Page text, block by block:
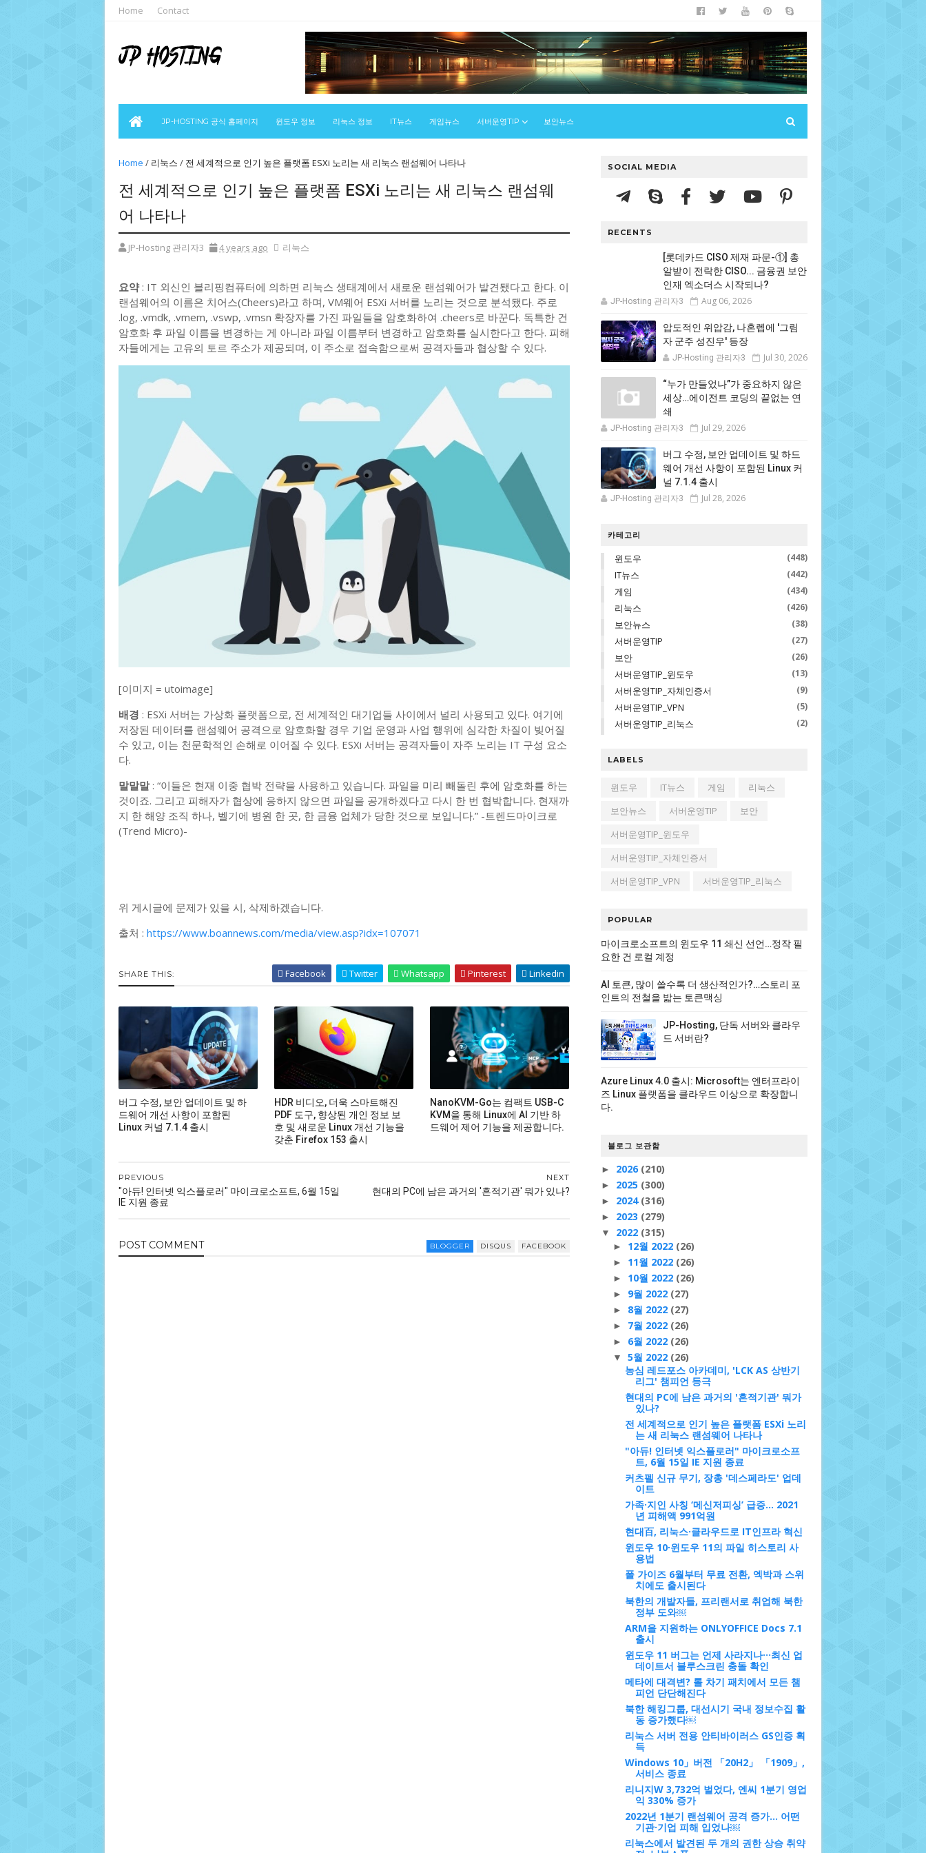
Home Contact
JP-HOSTING 공식 홈페이지 윈도우 정보 리눅스 정보 IT뉴스 게임뉴스 서버운영TIP 보안뉴스
Home / 리눅스 / 전 세계적으로 인기 높은 플랫폼 ESXi 노리는 새 리눅스 랜섬웨어 나타나
전 세계적으로 인기 높은 플랫폼 ESXi 노리는 새 리눅스 랜섬웨
어 나타나
JP-Hosting 관리자3 4 years ago 리눅스
요약: IT 외신인 블리핑컴퓨터에 의하면 리눅스 생태계에서 새로운 랜섬웨어가 발견됐다고 한다. 이
랜섬웨어의 이름은 치어스(Cheers)라고 하며, VM웨어 ESXi 서버를 노리는 것으로 분석됐다. 주로
.log, .vmdk, .vmem, .vswp, .vmsn 확장자를 가진 파일들을 암호화하여 .cheers로 바꾼다. 독특한 건
암호화 후 파일 이름을 변경하는 게 아니라 파일 이름부터 변경하고 암호화를 실시한다고 한다. 피해
자들에게는 고유의 토르 주소가 제공되며, 이 주소로 접속함으로써 공격자들과 협상할 수 있다.
[이미지 = utoimage]
배경 : ESXi 서버는 가상화 플랫폼으로, 전 세계적인 대기업들 사이에서 널리 사용되고 있다. 여기에
저장된 데이터를 랜섬웨어 공격으로 암호화할 경우 기업 운영과 사업 행위에 심각한 차질이 빚어질
수 있고, 이는 천문학적인 손해로 이어질 수 있다. ESXi 서버는 공격자들이 자주 노리는 IT 구성 요소
다.
말말말: “이들은 현재 이중 협박 전략을 사용하고 있습니다. 파일을 미리 빼돌린 후에 암호화를 하는
것이죠. 그리고 피해자가 협상에 응하지 않으면 파일을 공개하겠다고 다시 한 번 협박합니다. 현재까
지 한 해양 조직 하나, 벨기에 병원 한 곳, 한 금융 업체가 당한 것으로 보입니다.” -트렌드마이크로
(Trend Micro)-
위 게시글에 문제가 있을 시, 삭제하겠습니다.
출처 : https://www.boannews.com/media/view.asp?idx=107071
SHARE THIS: Facebook Twitter Whatsapp Pinterest Linkedin
버그 수정, 보안 업데이트 및 하
드웨어 개선 사항이 포함된
Linux 커널 7.1.4 출시
HDR 비디오, 더욱 스마트해진
PDF 도구, 향상된 개인 정보 보
호 및 새로운 Linux 개선 기능을
갖춘 Firefox 153 출시
NanoKVM-Go는 컴팩트 USB-C
KVM을 통해 Linux에 AI 기반 하
드웨어 제어 기능을 제공합니다.
NEXT
현대의 PC에 남은 과거의 '흔적기관' 뭐가 있나?
PREVIOUS
"아듀! 인터넷 익스플로러" 마이크로소프트, 6월 15일
IE 지원 종료
POST COMMENT BLOGGER DISQUS FACEBOOK
SOCIAL MEDIA
RECENTS
[롯데카드 CISO 제재 파문-①] 총
알받이 전락한 CISO... 금융권 보안
인재 엑소더스 시작되나?
JP-Hosting 관리자3 Aug 06, 2026
압도적인 위압감, 나혼렙에 '그림
자 군주 성진우' 등장
JP-Hosting 관리자3 Jul 30, 2026
“누가 만들었나”가 중요하지 않은
세상…에이전트 코딩의 끝없는 연
쇄
JP-Hosting 관리자3 Jul 29, 2026
버그 수정, 보안 업데이트 및 하드
웨어 개선 사항이 포함된 Linux 커
널 7.1.4 출시
JP-Hosting 관리자3 Jul 28, 2026
카테고리
윈도우 (448)
IT뉴스 (442)
게임 (434)
리눅스 (426)
보안뉴스 (38)
서버운영TIP (27)
보안 (26)
서버운영TIP_윈도우 (13)
서버운영TIP_자체인증서 (9)
서버운영TIP_VPN (5)
서버운영TIP_리눅스 (2)
LABELS
윈도우 IT뉴스 게임
리눅스
보안뉴스
서버운영TIP
보안
서버운영TIP_윈도우
서버운영TIP_자체인증서
서버운영TIP_VPN
서버운영TIP_리눅스
POPULAR
마이크로소프트의 윈도우 11 쇄신 선언…정작 필
요한 건 로컬 계정
AI 토큰, 많이 쓸수록 더 생산적인가?…스토리 포
인트의 전철을 밟는 토큰맥싱
JP-Hosting, 단독 서버와 클라우
드 서버란?
Azure Linux 4.0 출시: Microsoft는 엔터프라이
즈 Linux 플랫폼을 클라우드 이상으로 확장합니
다.
블로그 보관함
► 2026 (210)
► 2025 (300)
► 2024 (316)
► 2023 (279)
▼ 2022 (315)
► 12월 2022 (26)
► 11월 2022 (26)
► 10월 2022 (26)
► 9월 2022 (27)
► 8월 2022 (27)
► 7월 2022 (26)
► 6월 2022 (26)
▼ 5월 2022 (26)
농심 레드포스 아카데미, 'LCK AS 상반기
리그' 챔피언 등극
현대의 PC에 남은 과거의 '흔적기관' 뭐가
있나?
전 세계적으로 인기 높은 플랫폼 ESXi 노리
는 새 리눅스 랜섬웨어 나타나
"아듀! 인터넷 익스플로러" 마이크로소프
트, 6월 15일 IE 지원 종료
커츠펠 신규 무기, 장총 '데스페라도' 업데
이트
가족·지인 사칭 ‘메신저피싱’ 급증... 2021
년 피해액 991억원
현대百, 리눅스·클라우드로 IT인프라 혁신
윈도우 10∙윈도우 11의 파일 히스토리 사
용법
폴 가이즈 6월부터 무료 전환, 엑박과 스위
치에도 출시된다
북한의 개발자들, 프리랜서로 취업해 북한
정부 도와￼
ARM을 지원하는 ONLYOFFICE Docs 7.1
출시
윈도우 11 버그는 언제 사라지나···최신 업
데이트서 블루스크린 충돌 확인
메타에 대격변? 롤 차기 패치에서 모든 챔
피언 단단해진다
북한 해킹그룹, 대선시기 국내 정보수집 활
동 증가했다￼
리눅스 서버 전용 안티바이러스 GS인증 획
득
Windows 10」버전 「20H2」 「1909」,
서비스 종료
리니지W 3,732억 벌었다, 엔씨 1분기 영업
익 330% 증가
2022년 1분기 랜섬웨어 공격 증가... 어떤
기관·기업 피해 입었나￼
리눅스에서 발견된 두 개의 권한 상승 취약